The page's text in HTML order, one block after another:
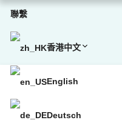
聯繫
香港中文
English
Deutsch